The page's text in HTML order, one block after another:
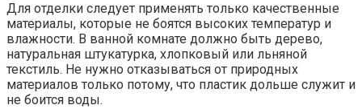
Для отделки следует применять только качественные
материалы, которые не боятся высоких температур и
влажности. В ванной комнате должно быть дерево,
натуральная штукатурка, хлопковый или льняной
текстиль. Не нужно отказываться от природных
материалов только потому, что пластик дольше служит и
не боится воды.